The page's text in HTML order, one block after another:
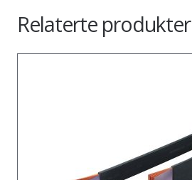
Relaterte produkter